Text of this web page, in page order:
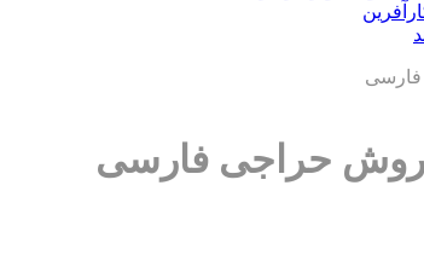
فارسی
حراجی فارسی